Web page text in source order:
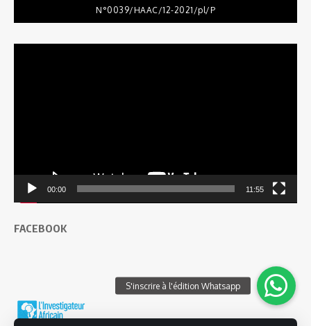
N°0039/HAAC/12-2021/pl/P
00:00 11:55
FACEBOOK